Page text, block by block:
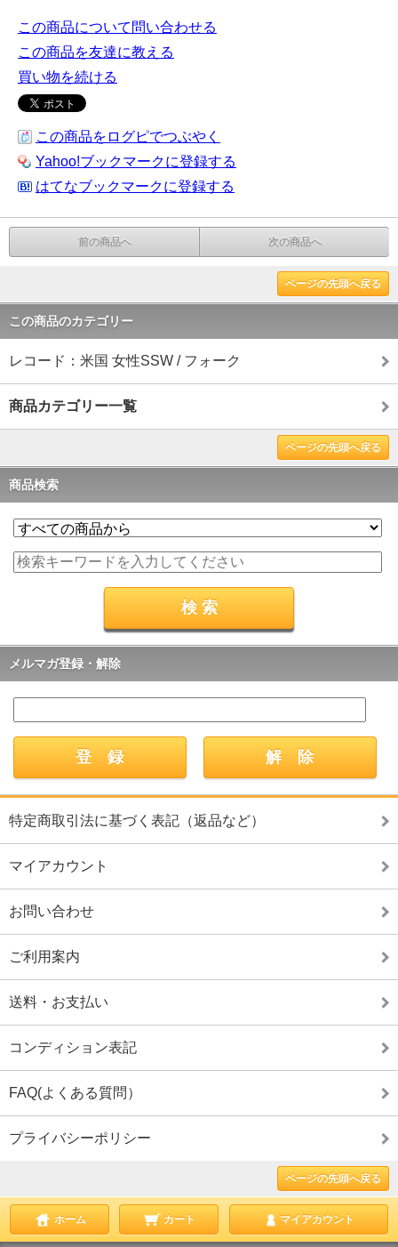
この商品について問い合わせる
この商品を友達に教える
買い物を続ける
この商品をログピでつぶやく
Yahoo!ブックマークに登録する
はてなブックマークに登録する
前の商品へ 次の商品へ
ページの先頭へ戻る
この商品のカテゴリー
レコード：米国 女性SSW / フォーク
商品カテゴリー一覧
ページの先頭へ戻る
商品検索
メルマガ登録・解除
特定商取引法に基づく表記（返品など）
マイアカウント
お問い合わせ
ご利用案内
送料・お支払い
コンディション表記
FAQ(よくある質問）
プライバシーポリシー
ページの先頭へ戻る
ホーム カート マイアカウント